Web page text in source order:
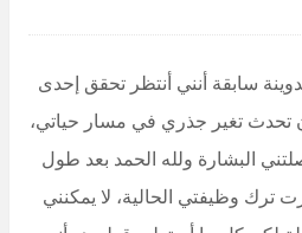
سابقة أنني أنتظر تحقق إحدى
تحدث تغير جذري في مسار حياتي،
البشارة ولله الحمد بعد طول
ترك وظيفتي الحالية، لا يمكنني